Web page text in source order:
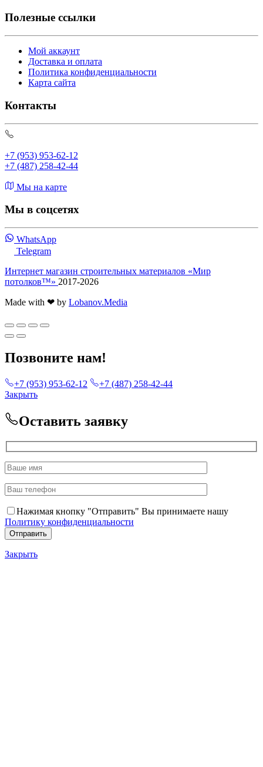
Полезные ссылки
Мой аккаунт
Доставка и оплата
Политика конфиденциальности
Карта сайта
Контакты
+7 (953) 953-62-12
+7 (487) 258-42-44
Мы на карте
Мы в соцсетях
WhatsApp
Telegram
Интернет магазин строительных материалов «Мир
потолков™» 2017-2026
Made with ❤ by Lobanov.Media
Позвоните нам!
+7 (953) 953-62-12
+7 (487) 258-42-44
Закрыть
Оставить заявку
Нажимая кнопку "Отправить" Вы принимаете нашу
Политику конфиденциальности
Закрыть